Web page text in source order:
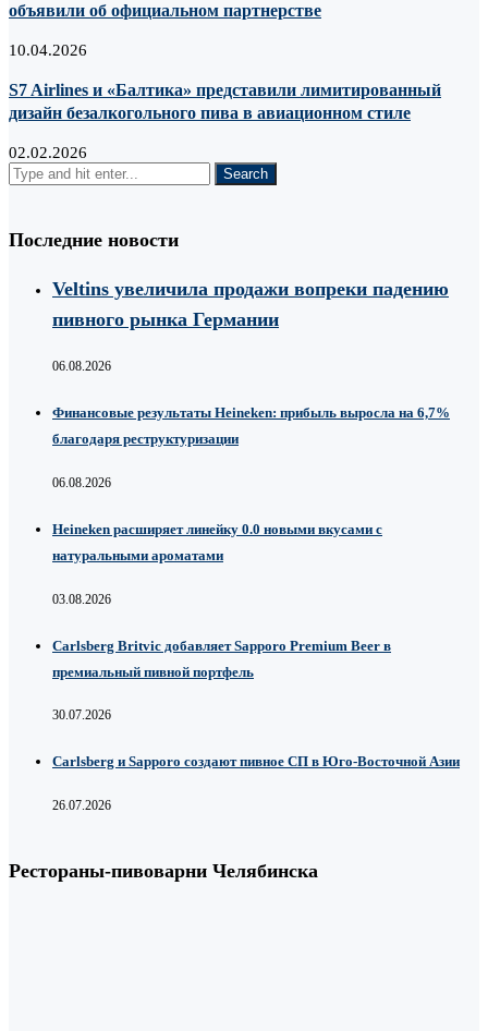
объявили об официальном партнерстве
10.04.2026
S7 Airlines и «Балтика» представили лимитированный
дизайн безалкогольного пива в авиационном стиле
02.02.2026
Последние новости
Veltins увеличила продажи вопреки падению
пивного рынка Германии
06.08.2026
Финансовые результаты Heineken: прибыль выросла на 6,7%
благодаря реструктуризации
06.08.2026
Heineken расширяет линейку 0.0 новыми вкусами с
натуральными ароматами
03.08.2026
Carlsberg Britvic добавляет Sapporo Premium Beer в
премиальный пивной портфель
30.07.2026
Carlsberg и Sapporo создают пивное СП в Юго-Восточной Азии
26.07.2026
Рестораны-пивоварни Челябинска